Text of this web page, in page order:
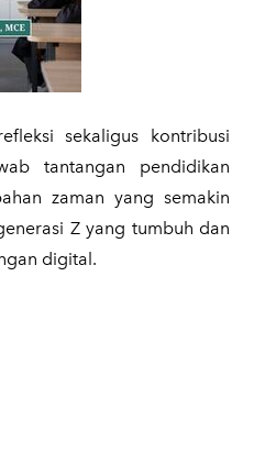
sekaligus kontribusi
tantangan pendidikan
zaman yang semakin
Z yang tumbuh dan
digital.